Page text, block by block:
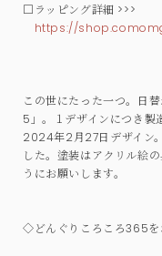
□ラッピング詳細 >>>
https://
この世にたった一つ。日
5」。１デザインにつき製
2024年2月27日デザイン
した。塗装はアクリル絵
うにお願いします。
◇どんぐりころころ365